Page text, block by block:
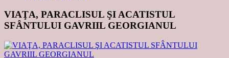
VIAŢA, PARACLISUL ŞI ACATISTUL
SFÂNTULUI GAVRIIL GEORGIANUL